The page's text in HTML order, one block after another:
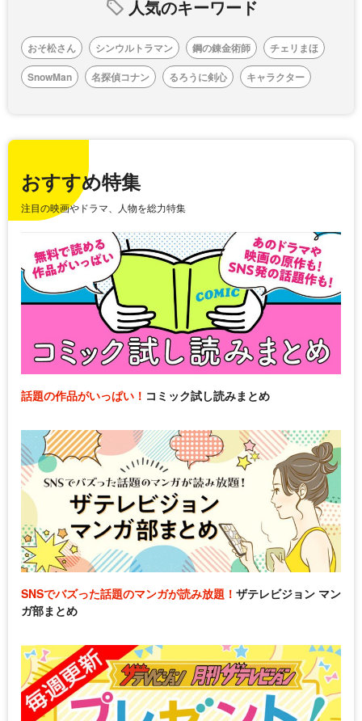
人気のキーワード
おそ松さん シンウルトラマン 鋼の錬金術師
チェリまほ
SnowMan
名探偵コナン るろうに剣心 キャラクター
おすすめ特集
注目の映画やドラマ、人物を総力特集
話題の作品がいっぱい！ コミック試し読みまとめ
SNSでバズった話題のマンガが読み放題！ ザテレビジョン マン
ガ部まとめ